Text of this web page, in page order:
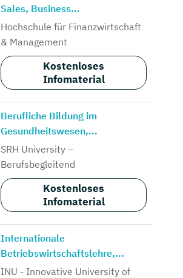
Sales, Business...
Hochschule für Finanzwirtschaft
& Management
Kostenloses
Infomaterial
Berufliche Bildung im
Gesundheitswesen,...
SRH University –
Berufsbegleitend
Kostenloses
Infomaterial
Internationale
Betriebswirtschaftslehre,...
INU - Innovative University of